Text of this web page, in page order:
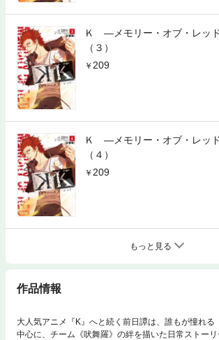
Ｋ ―メモリー・オブ・レ
（３）
209
Ｋ ―メモリー・オブ・レ
（４）
209
もっと見る
作品情報
大人気アニメ『K』へと続く前日譚は、誰もが憧れる
中心に、チーム《吠舞羅》の絆を描いた日常ストーリ